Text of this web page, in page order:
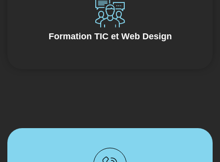
Formation TIC et Web Design